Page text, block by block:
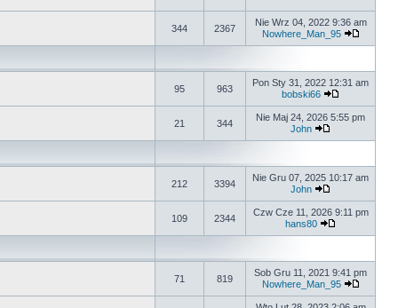
344 2367
Nie Wrz 04, 2022 9:36 am
Nowhere_Man_95
95 963
Pon Sty 31, 2022 12:31 am
bobski66
21 344
Nie Maj 24, 2026 5:55 pm
John
212 3394
Nie Gru 07, 2025 10:17 am
John
109 2344
Czw Cze 11, 2026 9:11 pm
hans80
71 819
Sob Gru 11, 2021 9:41 pm
Nowhere_Man_95